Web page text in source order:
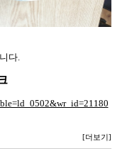
다.
[더보기]